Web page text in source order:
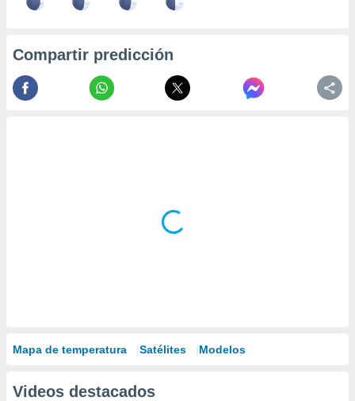
Compartir predicción
Mapa de temperatura Satélites Modelos
Videos destacados